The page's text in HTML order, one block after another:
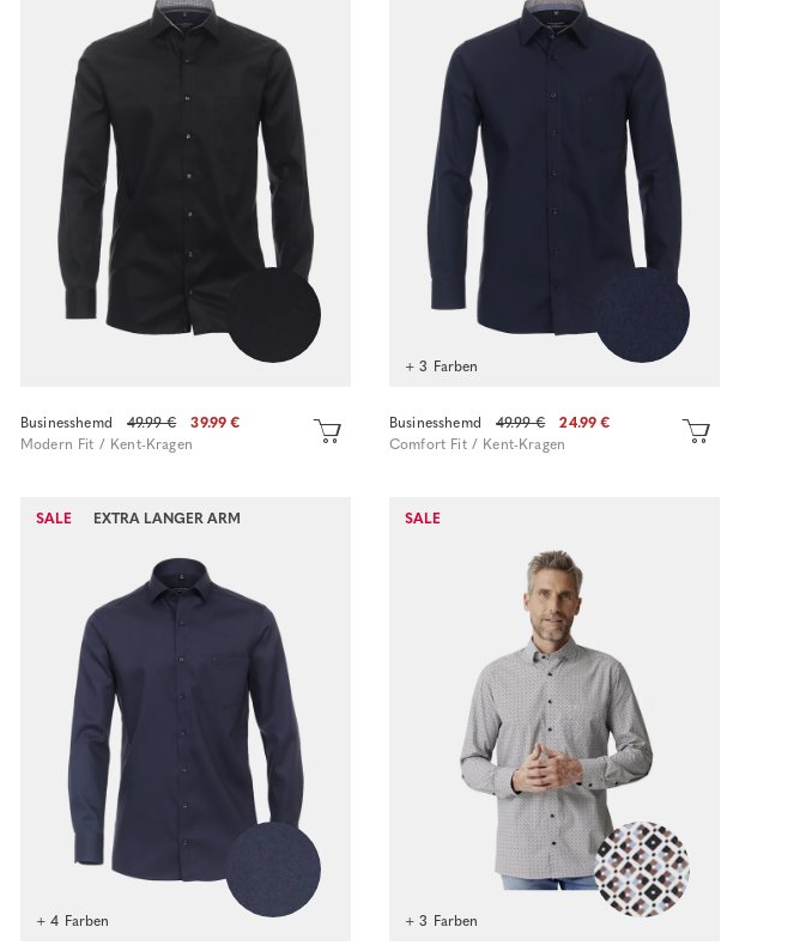
Businesshemd 49.99 €
39.99 €
Modern Fit / Kent-Kragen
+ 3 Farben
Businesshemd 49.99 €
24.99 €
Comfort Fit / Kent-Kragen
SALE EXTRA LANGER ARM
+ 4 Farben
SALE
+ 3 Farben